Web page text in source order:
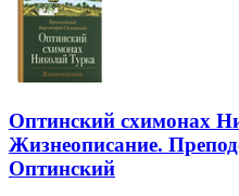
Оптинский схимонах
Жизнеописание.
Оптинский